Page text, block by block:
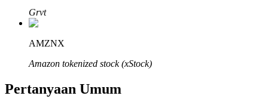
Grvt
AMZNX
Amazon tokenized stock (xStock)
Pertanyaan Umum